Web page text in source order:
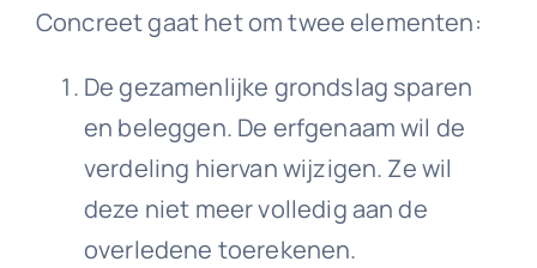
Concreet gaat het om twee elementen:
De gezamenlijke grondslag sparen
en beleggen. De erfgenaam wil de
verdeling hiervan wijzigen. Ze wil
deze niet meer volledig aan de
overledene toerekenen.